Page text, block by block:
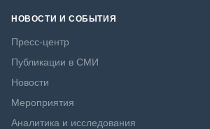
НОВОСТИ И СОБЫТИЯ
Пресс-центр
Публикации в СМИ
Новости
Мероприятия
Аналитика и исследования